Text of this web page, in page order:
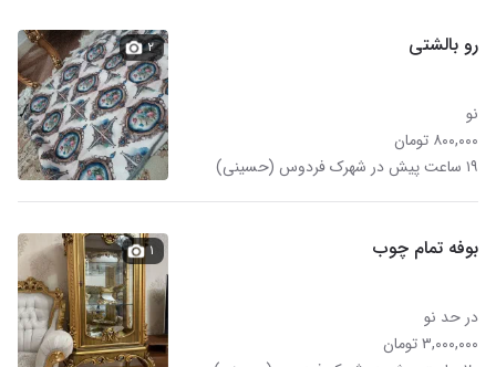
رو بالشتی
نو
۸۰۰,۰۰۰ تومان
۱۹ ساعت پیش در شهرک فردوس (حسینی)
۲
بوفه تمام چوب
در حد نو
۳,۰۰۰,۰۰۰ تومان
۱